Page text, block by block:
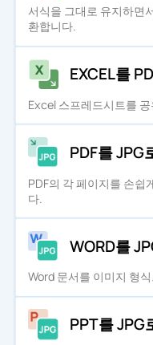
서식을 그대로 유지하면
환합니다.
EXCEL를
Excel 스프레드시트를
PDF를 JPG
PDF의 각 페이지를 손쉽
다.
WORD를
Word 문서를 이미지 형
PPT를 JPG